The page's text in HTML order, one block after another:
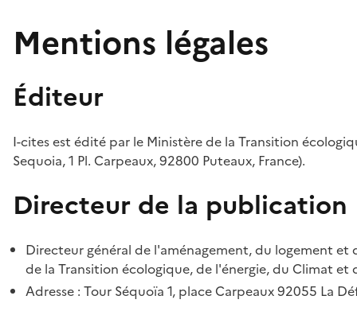
Mentions légales
Éditeur
I-cites est édité par le Ministère de la Transition
Sequoia, 1 Pl. Carpeaux, 92800 Puteaux, France).
Directeur de la publication
Directeur général de l'aménagement, du logement
de la Transition écologique, de l'énergie, du Climat et
Adresse : Tour Séquoïa 1, place Carpeaux 92055 La